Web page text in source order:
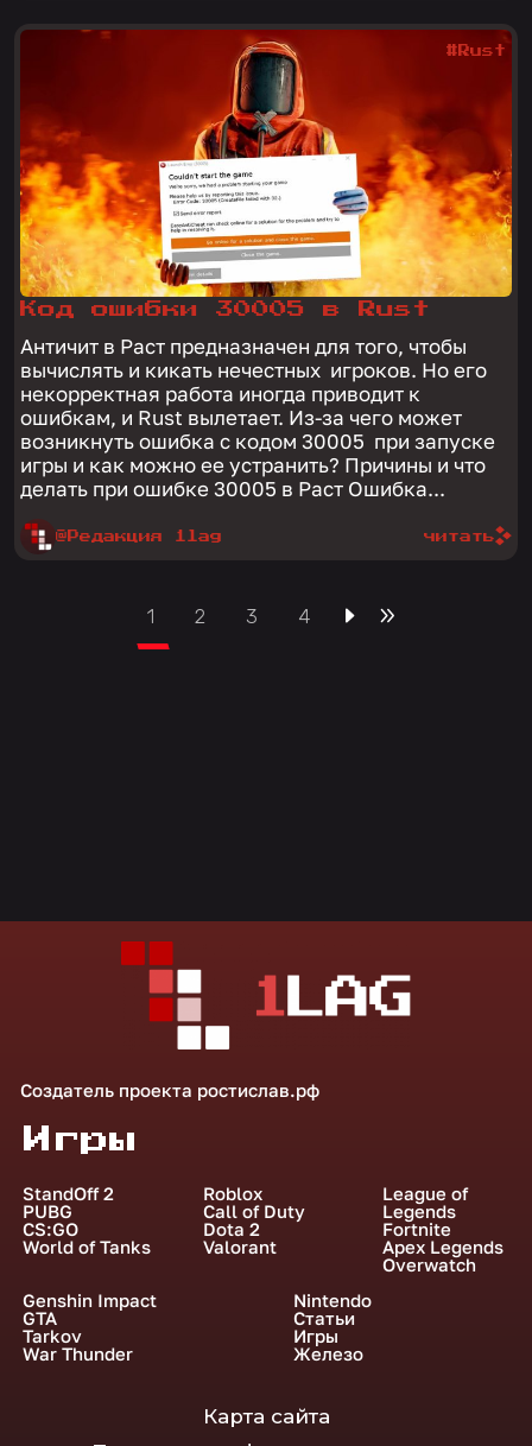
Код ошибки 30005 в Rust
Античит в Раст предназначен для того, чтобы
вычислять и кикать нечестных игроков. Но его
некорректная работа иногда приводит к
ошибкам, и Rust вылетает. Из-за чего может
возникнуть ошибка с кодом 30005 при запуске
игры и как можно ее устранить? Причины и что
делать при ошибке 30005 в Раст Ошибка...
@Редакция 1lag
#Rust
читать
1 2 3 4
Создатель проекта ростислав.рф
Игры
StandOff 2
PUBG
CS:GO
World of Tanks
Roblox
Call of Duty
Dota 2
Valorant
League of
Legends
Fortnite
Apex Legends
Overwatch
Genshin Impact
GTA
Tarkov
War Thunder
Nintendo
Статьи
Игры
Железо
Карта сайта